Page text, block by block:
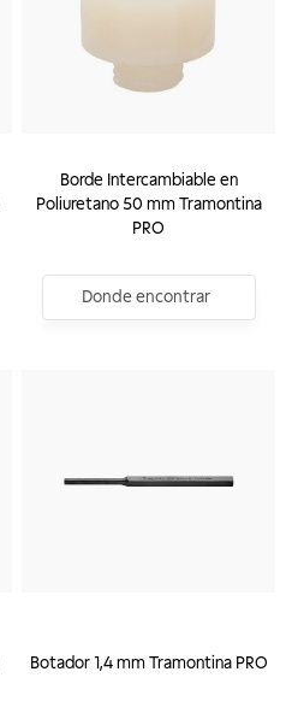
Borde Intercambiable en
Poliuretano 50 mm Tramontina
PRO
Donde encontrar
Botador 1,4 mm Tramontina PRO